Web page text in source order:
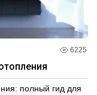
6225
полный гид для